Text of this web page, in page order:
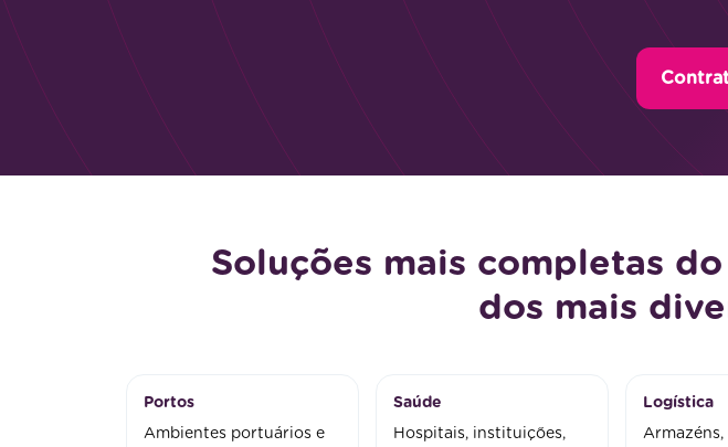
Soluções mais completas
dos mais
Portos
Ambientes portuários e
Saúde
Hospitais, instituições,
Logística